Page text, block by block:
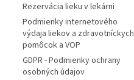
Rezervácia lieku v lekárni
Podmienky internetového
výdaja liekov a zdravotníckych
pomôcok a VOP
GDPR - Podmienky ochrany
osobných údajov